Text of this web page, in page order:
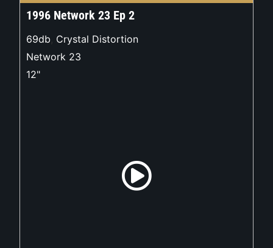
1996 Network 23 Ep 2
69db, Crystal Distortion
Network 23
12"